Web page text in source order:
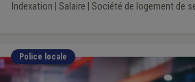
Indexation Salaire Société de logement de
Police locale